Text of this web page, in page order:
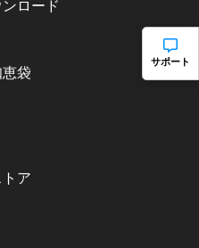
ロード
袋
ア
サポート